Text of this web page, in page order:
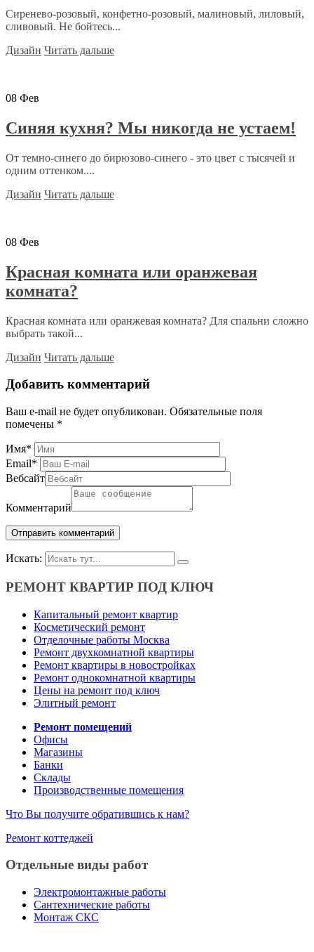
Сиренево-розовый, конфетно-розовый, малиновый, лиловый,
сливовый. Не бойтесь...
Дизайн Читать дальше
08 Фев
Синяя кухня? Мы никогда не устаем!
От темно-синего до бирюзово-синего - это цвет с тысячей и
одним оттенком....
Дизайн Читать дальше
08 Фев
Красная комната или оранжевая
комната?
Красная комната или оранжевая комната? Для спальни сложно
выбрать такой...
Дизайн Читать дальше
Добавить комментарий
Ваш e-mail не будет опубликован. Обязательные поля
помечены *
Имя*
Email*
Вебсайт
Комментарий
Искать:
РЕМОНТ КВАРТИР ПОД КЛЮЧ
Капитальный ремонт квартир
Косметический ремонт
Отделочные работы Москва
Ремонт двухкомнатной квартиры
Ремонт квартиры в новостройках
Ремонт однокомнатной квартиры
Цены на ремонт под ключ
Элитный ремонт
Ремонт помещений
Офисы
Магазины
Банки
Склады
Производственные помещения
Что Вы получите обратившись к нам?
Ремонт коттеджей
Отдельные виды работ
Электромонтажные работы
Сантехнические работы
Монтаж СКС